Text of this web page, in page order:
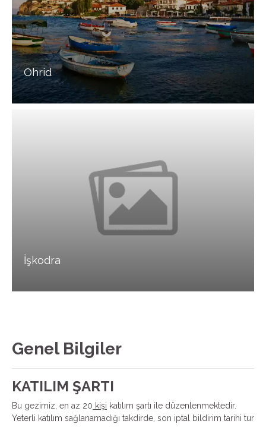
Ohrid
İşkodra
Genel Bilgiler
KATILIM ŞARTI
Bu gezimiz, en az 20 kişi katılım şartı ile düzenlenmektedir.
Yeterli katılım sağlanamadığı takdirde, son iptal bildirim tarihi tur